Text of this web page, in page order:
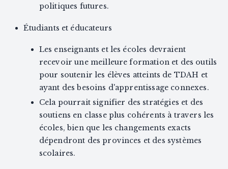
politiques futures.
Étudiants et éducateurs
Les enseignants et les écoles devraient
recevoir une meilleure formation et des outils
pour soutenir les élèves atteints de TDAH et
ayant des besoins d'apprentissage connexes.
Cela pourrait signifier des stratégies et des
soutiens en classe plus cohérents à travers les
écoles, bien que les changements exacts
dépendront des provinces et des systèmes
scolaires.